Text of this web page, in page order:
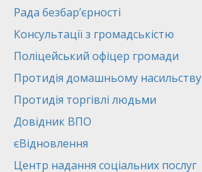
Рада безбар’єрності
Консультації з громадськістю
Поліцейський офіцер громади
Протидія домашньому насильству
Протидія торгівлі людьми
Довідник ВПО
єВідновлення
Центр надання соціальних послуг